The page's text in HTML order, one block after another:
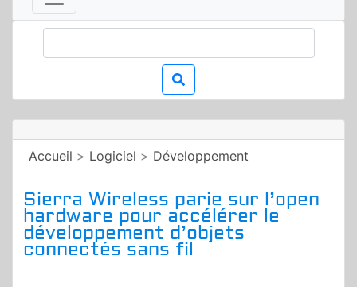
Accueil > Logiciel > Développement
Sierra Wireless parie sur l’open
hardware pour accélérer le
développement d’objets
connectés sans fil